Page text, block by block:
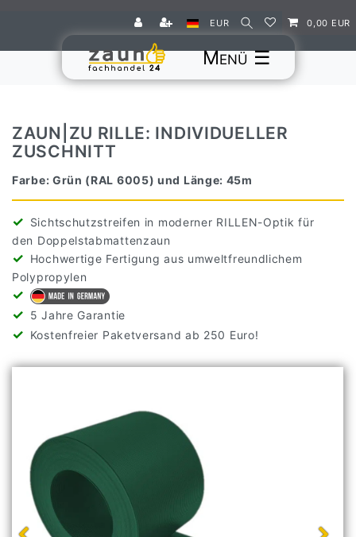
EUR 0,00 EUR
☰
ZAUN|ZU RILLE: INDIVIDUELLER
ZUSCHNITT
Farbe: Grün (RAL 6005) und Länge: 45m
Sichtschutzstreifen in moderner RILLEN-Optik für
den Doppelstabmattenzaun
Hochwertige Fertigung aus umweltfreundlichem
Polypropylen
5 Jahre Garantie
Kostenfreier Paketversand ab 250 Euro!